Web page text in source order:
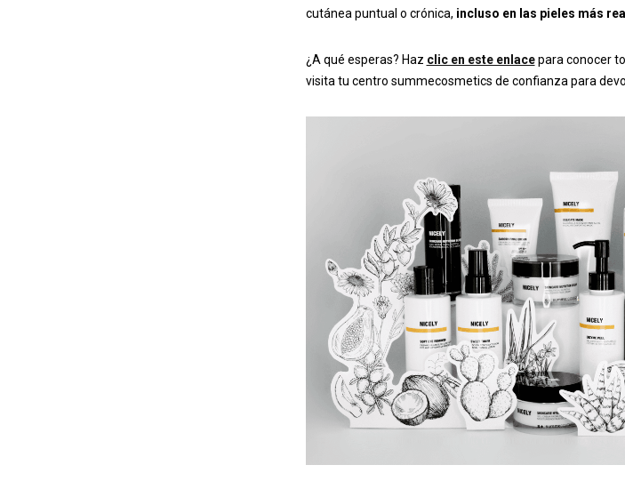
cutánea puntual o crónica, incluso en las pieles más
¿A qué esperas? Haz clic en este enlacepara conocer
visita tu centro summecosmetics de confianza para